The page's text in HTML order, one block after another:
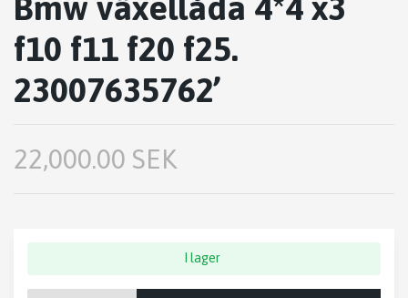
Bmw växellåda 4*4 x3
f10 f11 f20 f25.
23007635762’
22,000.00 SEK
I lager